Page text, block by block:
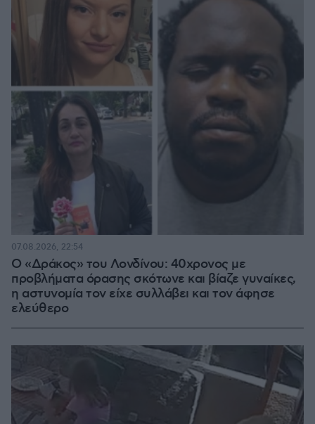
Ο «Δράκος» του Λονδίνου: 40χρονος με
προβλήματα όρασης σκότωνε και βίαζε γυναίκες,
η αστυνομία τον είχε συλλάβει και τον άφησε
ελεύθερο
07.08.2026, 22:54